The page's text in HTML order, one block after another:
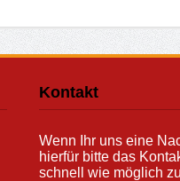
Kontakt
Wenn Ihr uns eine
hierfür bitte das
schnell wie möglich